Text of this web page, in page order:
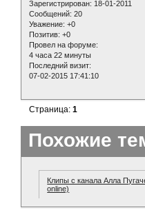
Зарегистрирован: 18-01-2011
Сообщений: 20
Уважение: +0
Позитив: +0
Провел на форуме:
4 часа 22 минуты
Последний визит:
07-02-2015 17:41:10
Страница:1
Похожие
Клипы с канала Алла
online)